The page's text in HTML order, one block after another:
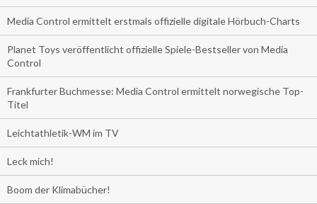
Media Control ermittelt erstmals offizielle digitale Hörbuch-Charts
Planet Toys veröffentlicht offizielle Spiele-Bestseller von Media
Control
Frankfurter Buchmesse: Media Control ermittelt norwegische Top-
Titel
Leichtathletik-WM im TV
Leck mich!
Boom der Klimabücher!